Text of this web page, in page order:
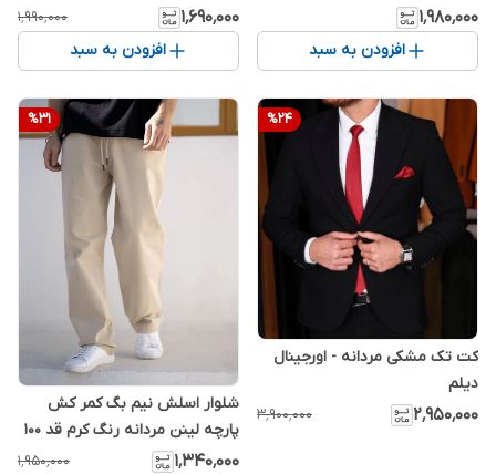
۱٬۹۸۰٬۰۰۰
افزودن به سبد
2026
۱٬۶۹۰٬۰۰۰ ۱٬۹۹۰٬۰۰۰
افزودن به سبد
%24
کت تک مشکی مردانه - اورجینال
دیلم
۲٬۹۵۰٬۰۰۰ ۳٬۹۰۰٬۰۰۰
%31
شلوار اسلش نیم بگ کمر کش
پارچه لینن مردانه رنگ کرم قد 100
سانت | کیفیت و خنکی استثنایی
۱٬۳۴۰٬۰۰۰ ۱٬۹۵۰٬۰۰۰